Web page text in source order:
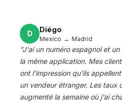
D Diégo
Mexico → Madrid
"J'ai un numéro espagnol et
la même application. Mes
ont l'impression qu'ils
un vendeur étranger. Les taux
augmenté la semaine où j'ai